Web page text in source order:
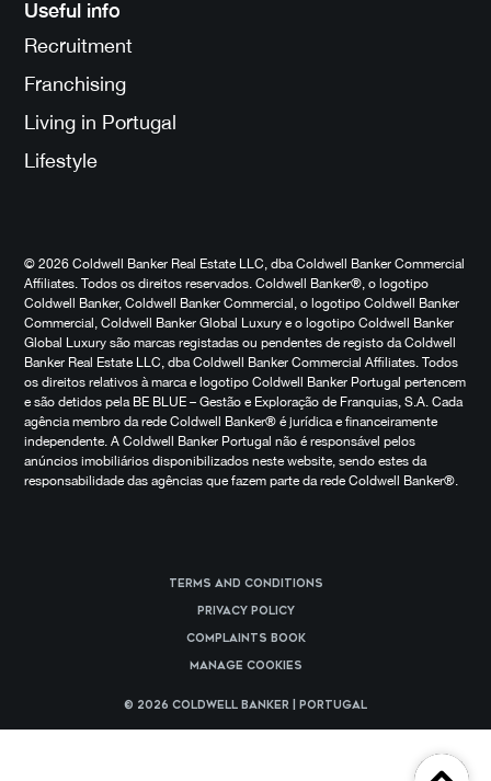
Useful info
Recruitment
Franchising
Living in Portugal
Lifestyle
© 2026 Coldwell Banker Real Estate LLC, dba Coldwell Banker Commercial
Affiliates. Todos os direitos reservados. Coldwell Banker®, o logotipo
Coldwell Banker, Coldwell Banker Commercial, o logotipo Coldwell Banker
Commercial, Coldwell Banker Global Luxury e o logotipo Coldwell Banker
Global Luxury são marcas registadas ou pendentes de registo da Coldwell
Banker Real Estate LLC, dba Coldwell Banker Commercial Affiliates. Todos
os direitos relativos à marca e logotipo Coldwell Banker Portugal pertencem
e são detidos pela BE BLUE – Gestão e Exploração de Franquias, S.A. Cada
agência membro da rede Coldwell Banker® é jurídica e financeiramente
independente. A Coldwell Banker Portugal não é responsável pelos
anúncios imobiliários disponibilizados neste website, sendo estes da
responsabilidade das agências que fazem parte da rede Coldwell Banker®.
Terms and Conditions
Privacy Policy
Complaints Book
Manage cookies
© 2026 Coldwell Banker | Portugal